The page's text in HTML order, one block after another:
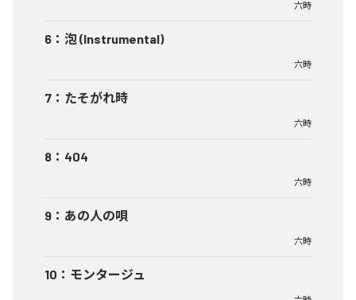
六時
6 ： 泡 (Instrumental)
六時
7 ： たそがれ時
六時
8 ： 404
六時
9 ： あの人の唄
六時
10 ： モンタージュ